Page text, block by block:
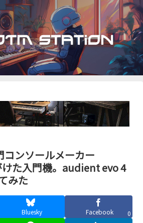
コンソールメーカー
た入門機。audient evo 4
みた
Bluesky Facebook 0